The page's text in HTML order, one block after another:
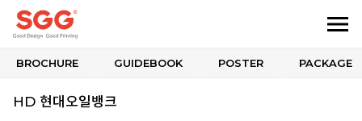
BROCHURE GUIDEBOOK POSTER PACKAGE
HD 현대오일뱅크